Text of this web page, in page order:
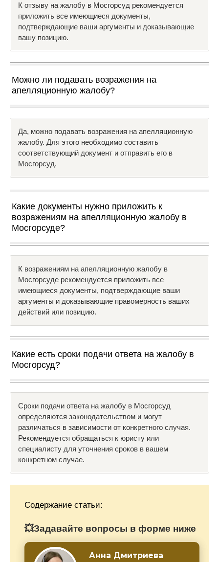
К отзыву на жалобу в Мосгорсуд рекомендуется
приложить все имеющиеся документы,
подтверждающие ваши аргументы и доказывающие
вашу позицию.
Можно ли подавать возражения на
апелляционную жалобу?
Да, можно подавать возражения на апелляционную
жалобу. Для этого необходимо составить
соответствующий документ и отправить его в
Мосгорсуд.
Какие документы нужно приложить к
возражениям на апелляционную жалобу в
Мосгорсуде?
К возражениям на апелляционную жалобу в
Мосгорсуде рекомендуется приложить все
имеющиеся документы, подтверждающие ваши
аргументы и доказывающие правомерность ваших
действий или позицию.
Какие есть сроки подачи ответа на жалобу в
Мосгорсуд?
Сроки подачи ответа на жалобу в Мосгорсуд
определяются законодательством и могут
различаться в зависимости от конкретного случая.
Рекомендуется обращаться к юристу или
специалисту для уточнения сроков в вашем
конкретном случае.
Содержание статьи:
💥Задавайте вопросы в форме ниже